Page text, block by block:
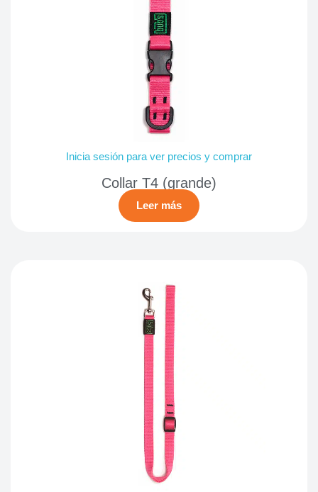
Inicia sesión para ver precios y comprar
Collar T4 (grande)
Leer más